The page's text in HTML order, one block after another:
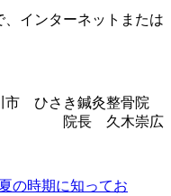
インターネットまたは
市 ひさき鍼灸整骨院
院長 久木崇広
の時期に知ってお